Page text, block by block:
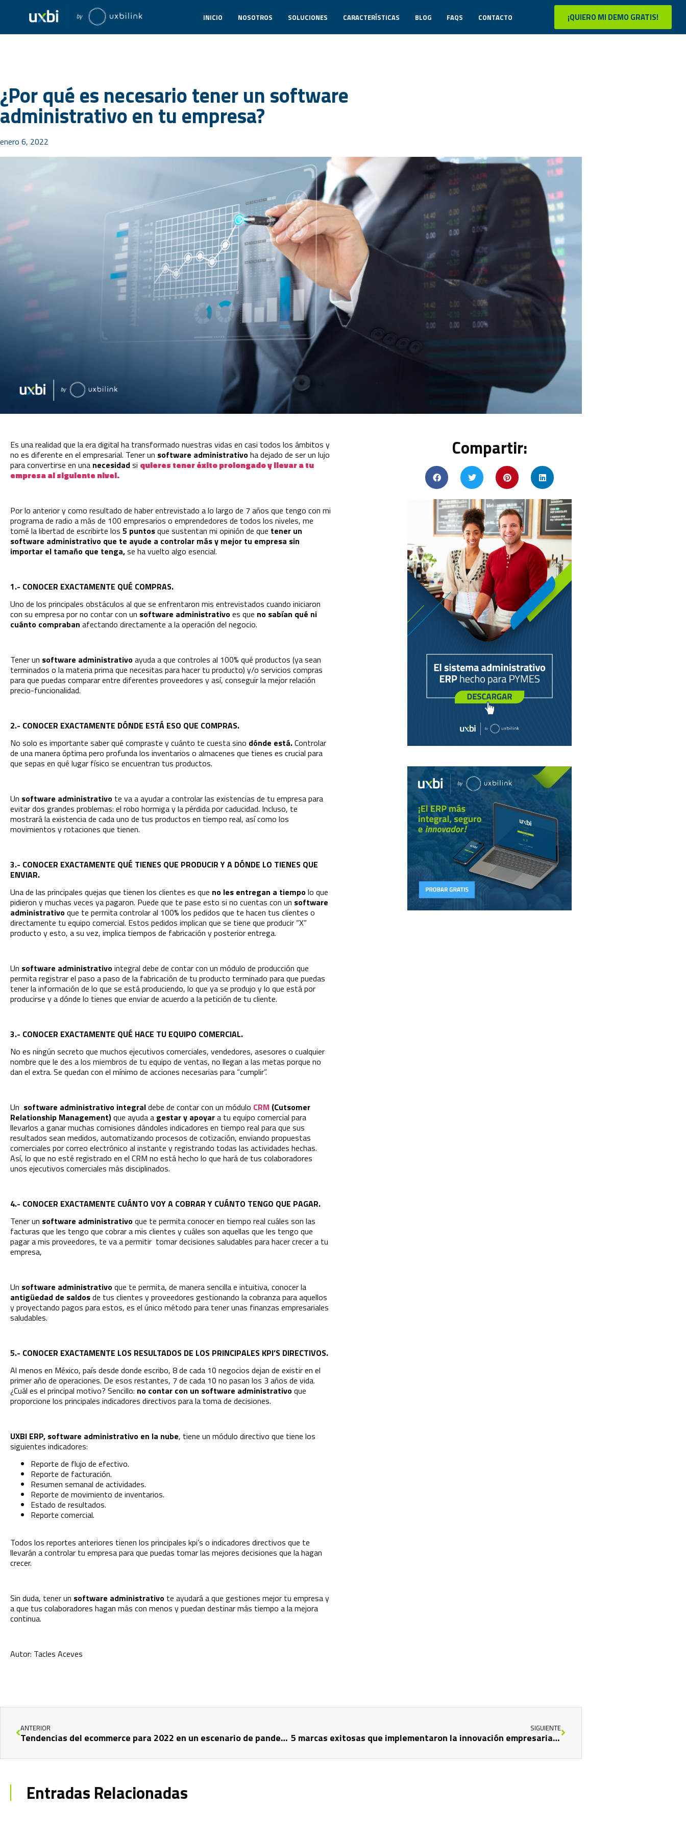
INICIO NOSOTROS SOLUCIONES CARACTERÍSTICAS BLOG FAQS CONTACTO ¡QUIERO MI DEMO GRATIS!
¿Por qué es necesario tener un software
administrativo en tu empresa?
enero 6, 2022
Es una realidad que la era digital ha transformado nuestras vidas en casi todos los ámbitos y
no es diferente en el empresarial. Tener un software administrativoha dejado de ser un lujo
para convertirse en una necesidadsi quieres tener éxito prolongado y llevar a tu
empresa al siguiente nivel.
Por lo anterior y como resultado de haber entrevistado a lo largo de 7 años que tengo con mi
programa de radio a más de 100 empresarios o emprendedores de todos los niveles, me
tomé la libertad de escribirte los 5 puntosque sustentan mi opinión de que tener un
software administrativo que te ayude a controlar más y mejor tu empresa sin
importar el tamaño que tenga,se ha vuelto algo esencial.
1.- CONOCER EXACTAMENTE QUÉ COMPRAS.
Uno de los principales obstáculos al que se enfrentaron mis entrevistados cuando iniciaron
con su empresa por no contar con un software administrativoes que no sabían qué ni
cuánto compraban afectando directamente a la operación del negocio.
Tener un software administrativoayuda a que controles al 100% qué productos (ya sean
terminados o la materia prima que necesitas para hacer tu producto) y/o servicios compras
para que puedas comparar entre diferentes proveedores y así, conseguir la mejor relación
precio-funcionalidad.
2.- CONOCER EXACTAMENTE DÓNDE ESTÁ ESO QUE COMPRAS.
No solo es importante saber qué compraste y cuánto te cuesta sino dónde está.Controlar
de una manera óptima pero profunda los inventarios o almacenes que tienes es crucial para
que sepas en qué lugar físico se encuentran tus productos.
Un software administrativo te va a ayudar a controlar las existencias de tu empresa para
evitar dos grandes problemas: el robo hormiga y la pérdida por caducidad. Incluso, te
mostrará la existencia de cada uno de tus productos en tiempo real, así como los
movimientos y rotaciones que tienen.
3.- CONOCER EXACTAMENTE QUÉ TIENES QUE PRODUCIR Y A DÓNDE LO TIENES QUE
ENVIAR.
Una de las principales quejas que tienen los clientes es que no les entregan a tiempolo que
pidieron y muchas veces ya pagaron. Puede que te pase esto si no cuentas con un software
administrativoque te permita controlar al 100% los pedidos que te hacen tus clientes o
directamente tu equipo comercial. Estos pedidos implican que se tiene que producir “X”
producto y esto, a su vez, implica tiempos de fabricación y posterior entrega.
Un software administrativointegral debe de contar con un módulo de producción que
permita registrar el paso a paso de la fabricación de tu producto terminado para que puedas
tener la información de lo que se está produciendo, lo que ya se produjo y lo que está por
producirse y a dónde lo tienes que enviar de acuerdo a la petición de tu cliente.
3.- CONOCER EXACTAMENTE QUÉ HACE TU EQUIPO COMERCIAL.
No es ningún secreto que muchos ejecutivos comerciales, vendedores, asesores o cualquier
nombre que le des a los miembros de tu equipo de ventas, no llegan a las metas porque no
dan el extra. Se quedan con el mínimo de acciones necesarias para “cumplir”.
Un software administrativo integraldebe de contar con un módulo CRM (Cutsomer
Relationship Management)que ayuda a gestar y apoyara tu equipo comercial para
llevarlos a ganar muchas comisiones dándoles indicadores en tiempo real para que sus
resultados sean medidos, automatizando procesos de cotización, enviando propuestas
comerciales por correo electrónico al instante y registrando todas las actividades hechas.
Así, lo que no esté registrado en el CRM no está hecho lo que hará de tus colaboradores
unos ejecutivos comerciales más disciplinados.
4.- CONOCER EXACTAMENTE CUÁNTO VOY A COBRAR Y CUÁNTO TENGO QUE PAGAR.
Tener un software administrativoque te permita conocer en tiempo real cuáles son las
facturas que les tengo que cobrar a mis clientes y cuáles son aquellas que les tengo que
pagar a mis proveedores, te va a permitir tomar decisiones saludables para hacer crecer a tu
empresa,
Un software administrativoque te permita, de manera sencilla e intuitiva, conocer la
antigüedad de saldosde tus clientes y proveedores gestionando la cobranza para aquellos
y proyectando pagos para estos, es el único método para tener unas finanzas empresariales
saludables.
5.- CONOCER EXACTAMENTE LOS RESULTADOS DE LOS PRINCIPALES KPI’S DIRECTIVOS.
Al menos en México, país desde donde escribo, 8 de cada 10 negocios dejan de existir en el
primer año de operaciones. De esos restantes, 7 de cada 10 no pasan los 3 años de vida.
¿Cuál es el principal motivo? Sencillo: no contar con un software administrativoque
proporcione los principales indicadores directivos para la toma de decisiones.
UXBI ERP, software administrativo en la nube, tiene un módulo directivo que tiene los
siguientes indicadores:
Reporte de flujo de efectivo.
Reporte de facturación.
Resumen semanal de actividades.
Reporte de movimiento de inventarios.
Estado de resultados.
Reporte comercial.
Todos los reportes anteriores tienen los principales kpi’s o indicadores directivos que te
llevarán a controlar tu empresa para que puedas tomar las mejores decisiones que la hagan
crecer.
Sin duda, tener un software administrativo te ayudará a que gestiones mejor tu empresa y
a que tus colaboradores hagan más con menos y puedan destinar más tiempo a la mejora
continua.
Autor: Tacles Aceves
Compartir:
ANTERIOR
Tendencias del ecommerce para 2022 en un escenario de pandemia
SIGUIENTE
5 marcas exitosas que implementaron la innovación empresarial en sus procesos.
Entradas Relacionadas